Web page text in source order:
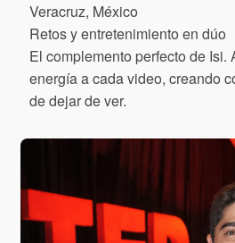
Veracruz, México
Retos y entretenimiento en dúo
El complemento perfecto de Isi.
energía a cada video, creando
de dejar de ver.